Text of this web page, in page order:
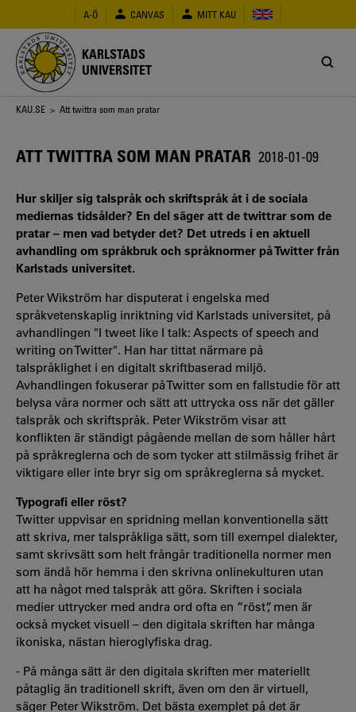
huvudinnehåll
A-Ö CANVAS MITT KAU
KARLSTADS
UNIVERSITET
Länkstig
KAU.SE > Att twittra som man pratar
ATT TWITTRA SOM MAN PRATAR 2018-01-09
Hur skiljer sig talspråk och skriftspråk åt i de sociala
mediernas tidsålder? En del säger att de twittrar som de
pratar – men vad betyder det? Det utreds i en aktuell
avhandling om språkbruk och språknormer på Twitter från
Karlstads universitet.
Peter Wikström har disputerat i engelska med
språkvetenskaplig inriktning vid Karlstads universitet, på
avhandlingen "I tweet like I talk: Aspects of speech and
writing on Twitter". Han har tittat närmare på
talspråklighet i en digitalt skriftbaserad miljö.
Avhandlingen fokuserar på Twitter som en fallstudie för att
belysa våra normer och sätt att uttrycka oss när det gäller
talspråk och skriftspråk. Peter Wikström visar att
konflikten är ständigt pågående mellan de som håller hårt
på språkreglerna och de som tycker att stilmässig frihet är
viktigare eller inte bryr sig om språkreglerna så mycket.
Typografi eller röst?
Twitter uppvisar en spridning mellan konventionella sätt
att skriva, mer talspråkliga sätt, som till exempel dialekter,
samt skrivsätt som helt frångår traditionella normer men
som ändå hör hemma i den skrivna onlinekulturen utan
att ha något med talspråk att göra. Skriften i sociala
medier uttrycker med andra ord ofta en ”röst”, men är
också mycket visuell – den digitala skriften har många
ikoniska, nästan hieroglyfiska drag.
- På många sätt är den digitala skriften mer materiellt
påtaglig än traditionell skrift, även om den är virtuell,
säger Peter Wikström. Det bästa exemplet på det är